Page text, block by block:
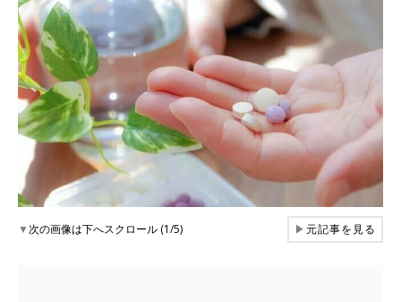
▼次の画像は下へスクロール (1/5) ▶元記事を見る